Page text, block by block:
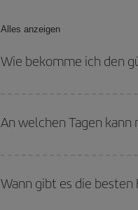
Alles anzeigen
Wie bekomme ich den
flexibel sein können. Auch wenn
werden sicher den günstigsten
An welchen Tagen kann
Sie abfliegen, wohin Sie fliegen
, sowohl für den Hin- als
Wann gibt es die besten